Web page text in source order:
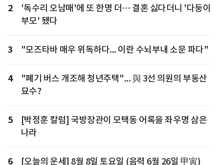
2
'독수리 오남매'에 또 한명 더… 결혼 싫다더니 '다둥이
부모' 됐다
3 "모즈타바 매우 위독하다... 이란 수뇌부내 소문 파다"
4
"폐기 버스 개조해 청년주택"... 與 3선 의원의 부동산
묘수?
5
[박정훈 칼럼] 국방장관이 모택동 어록을 좌우명 삼은
나라
6 [오늘의 운세] 8월 8일 토요일 (음력 6월 26일 甲寅)